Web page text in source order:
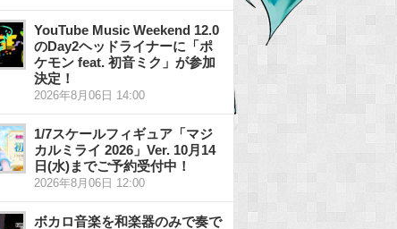
YouTube Music Weekend 12.0
のDay2ヘッドライナーに「ポ
ケモン feat. 初音ミク」が参加
決定！
2026年8月06日 14:00
1/7スケールフィギュア「マジ
カルミライ 2026」Ver. 10月14
日(水)までご予約受付中！
2026年8月06日 12:00
ボカロ音楽を和楽器のみで奏で